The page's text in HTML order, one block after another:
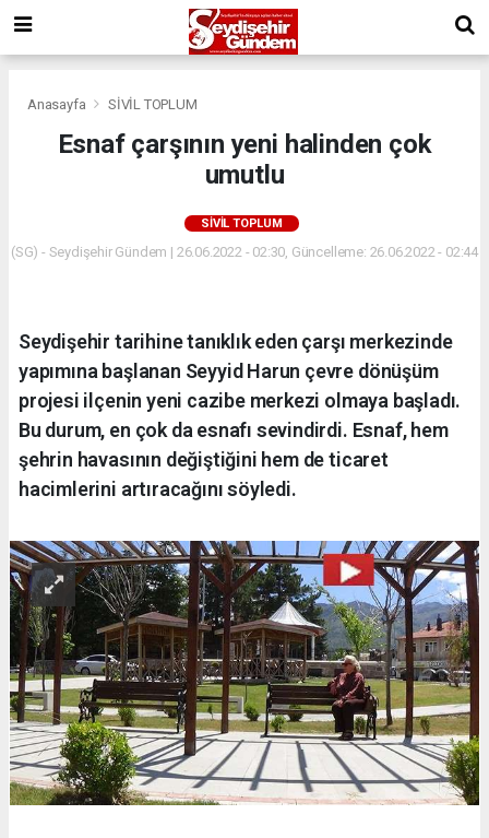
Anasayfa SİVİL TOPLUM
Esnaf çarşının yeni halinden çok
umutlu
SİVİL TOPLUM
(SG) - Seydişehir Gündem | 26.06.2022 - 02:30, Güncelleme: 26.06.2022 - 02:44
Seydişehir tarihine tanıklık eden çarşı merkezinde
yapımına başlanan Seyyid Harun çevre dönüşüm
projesi ilçenin yeni cazibe merkezi olmaya başladı.
Bu durum, en çok da esnafı sevindirdi. Esnaf, hem
şehrin havasının değiştiğini hem de ticaret
hacimlerini artıracağını söyledi.